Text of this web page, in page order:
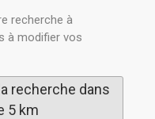
recherche à
à modifier vos
recherche dans
5 km